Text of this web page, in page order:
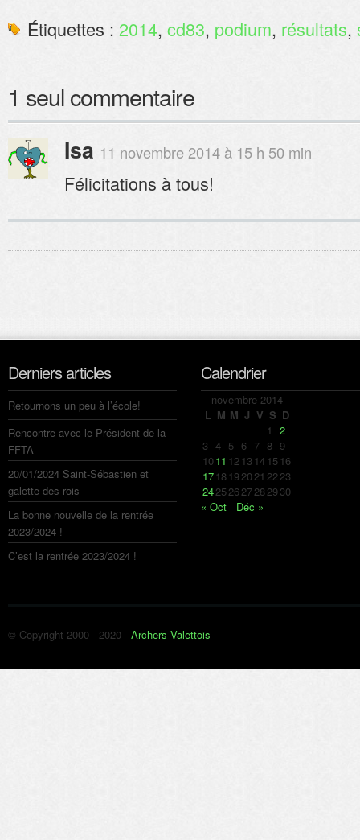
Étiquettes : 2014, cd83, podium, résultats,
1 seul commentaire
Isa 11 novembre 2014 à 15 h 50 min
Félicitations à tous!
Derniers articles
Retournons un peu à l’école!
Rencontre avec le Président de la
FFTA
20/01/2024 Saint-Sébastien et
galette des rois
La bonne nouvelle de la rentrée
2023/2024 !
C’est la rentrée 2023/2024 !
Calendrier
novembre 2014
L M M J V S D
1 2
3 4 5 6 7 8 9
1011 12 13 14 15 16
17 18 192021 2223
24252627282930
« Oct
Déc »
© Copyright 2000 - 2020 - Archers Valettois